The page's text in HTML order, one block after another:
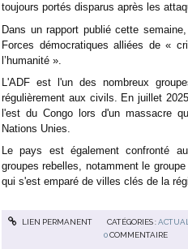
toujours portés disparus après les
Dans un rapport publié cette
Forces démocratiques alliées de «
l’humanité ».
L'ADF est l'un des nombreux
régulièrement aux civils. En juillet
l'est du Congo lors d'un massacre
Nations Unies.
Le pays est également confronté
groupes rebelles, notamment le
qui s'est emparé de villes clés de la
LIEN PERMANENT CATÉGORIES :
0 COMMENTAIRE